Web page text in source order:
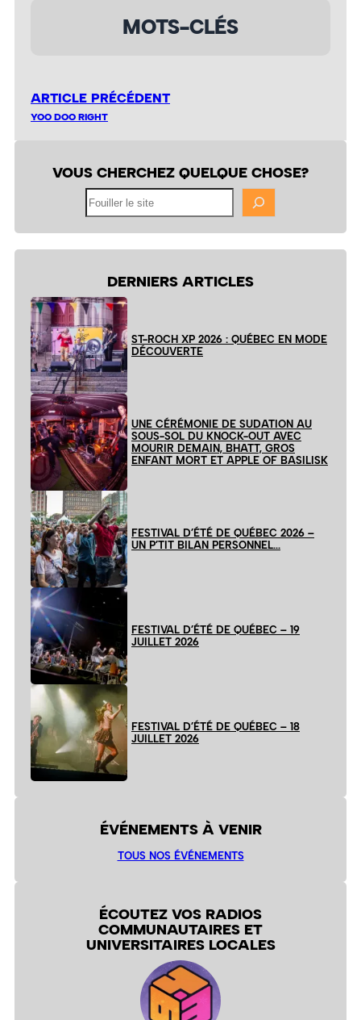
MOTS-CLÉS
ARTICLE PRÉCÉDENT
YOO DOO RIGHT
VOUS CHERCHEZ QUELQUE CHOSE?
DERNIERS ARTICLES
ST-ROCH XP 2026 : QUÉBEC EN MODE
DÉCOUVERTE
UNE CÉRÉMONIE DE SUDATION AU
SOUS-SOL DU KNOCK-OUT AVEC
MOURIR DEMAIN, BHATT, GROS
ENFANT MORT ET APPLE OF BASILISK
FESTIVAL D’ÉTÉ DE QUÉBEC 2026 –
UN P’TIT BILAN PERSONNEL…
FESTIVAL D’ÉTÉ DE QUÉBEC – 19
JUILLET 2026
FESTIVAL D’ÉTÉ DE QUÉBEC – 18
JUILLET 2026
ÉVÉNEMENTS À VENIR
TOUS NOS ÉVÉNEMENTS
ÉCOUTEZ VOS RADIOS
COMMUNAUTAIRES ET
UNIVERSITAIRES LOCALES